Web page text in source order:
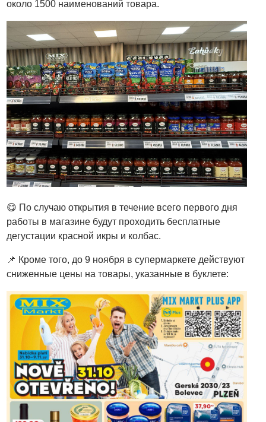
около 1500 наименований товара.
😋 По случаю открытия в течение всего первого дня
работы в магазине будут проходить бесплатные
дегустации красной икры и колбас.
📌 Кроме того, до 9 ноября в супермаркете действуют
сниженные цены на товары, указанные в буклете: